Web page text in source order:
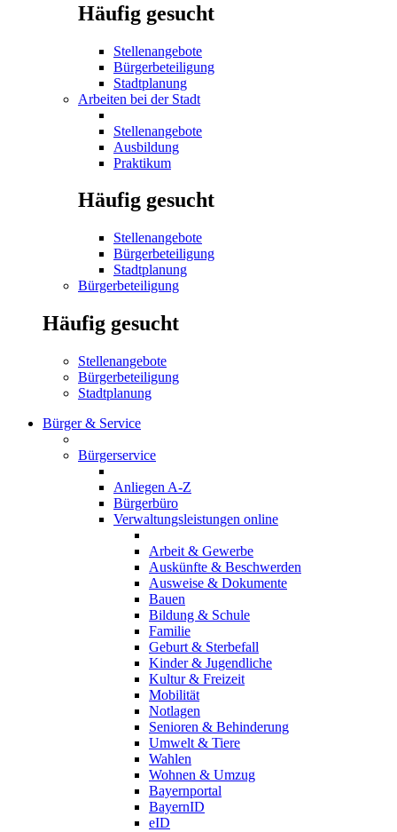
Häufig gesucht
Stellenangebote
Bürgerbeteiligung
Stadtplanung
Arbeiten bei der Stadt
Stellenangebote
Ausbildung
Praktikum
Häufig gesucht
Stellenangebote
Bürgerbeteiligung
Stadtplanung
Bürgerbeteiligung
Häufig gesucht
Stellenangebote
Bürgerbeteiligung
Stadtplanung
Bürger & Service
Bürgerservice
Anliegen A-Z
Bürgerbüro
Verwaltungsleistungen online
Arbeit & Gewerbe
Auskünfte & Beschwerden
Ausweise & Dokumente
Bauen
Bildung & Schule
Familie
Geburt & Sterbefall
Kinder & Jugendliche
Kultur & Freizeit
Mobilität
Notlagen
Senioren & Behinderung
Umwelt & Tiere
Wahlen
Wohnen & Umzug
Bayernportal
BayernID
eID